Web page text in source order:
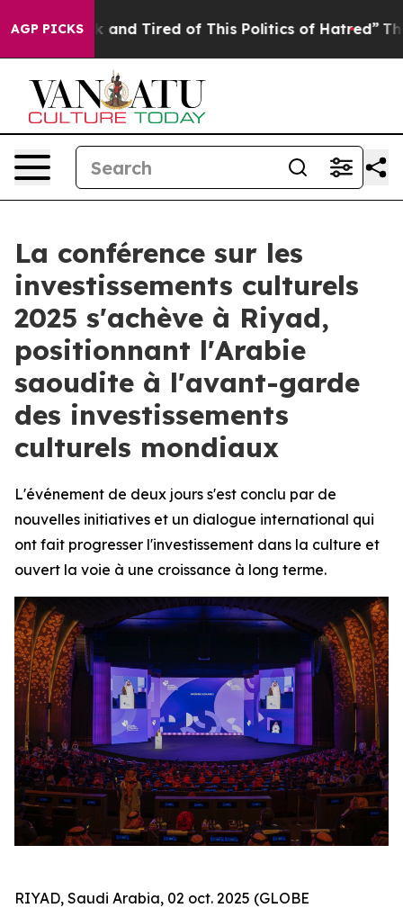
AGP PICKS
Sick and Tired of This Politics of Hatred” The Story
La conférence sur les
investissements culturels
2025 s'achève à Riyad,
positionnant l'Arabie
saoudite à l'avant-garde
des investissements
culturels mondiaux
L'événement de deux jours s'est conclu par de
nouvelles initiatives et un dialogue international qui
ont fait progresser l'investissement dans la culture et
ouvert la voie à une croissance à long terme.
RIYAD, Saudi Arabia, 02 oct. 2025 (GLOBE